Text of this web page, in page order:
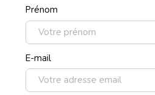
Prénom
E-mail